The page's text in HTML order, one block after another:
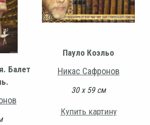
Балет
Пауло Коэльо
Никас Сафронов
30 х 59 см
Купить картину